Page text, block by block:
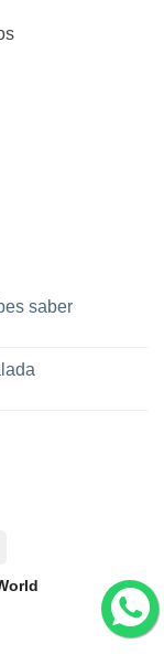
saber
2